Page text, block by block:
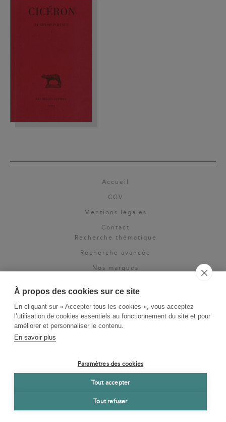
À propos des cookies sur ce site
En cliquant sur « Accepter tous les cookies », vous acceptez
l’utilisation de cookies essentiels au fonctionnement du site et pour
améliorer et personnaliser le contenu.
En savoir plus
Paramètres des cookies
Tout accepter
Tout refuser
Accueil
CGV
Mentions légales
Contact
Recherche thématique
Recherche avancée
Nos marques
Espace pro
Newsletter
La Vie des Classiques